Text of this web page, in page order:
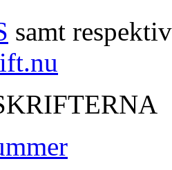
samt